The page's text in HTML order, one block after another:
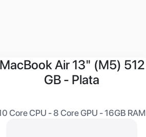
MacBook Air 13" (M5) 512
GB - Plata
Core CPU - 8 Core GPU - 16GB RAM